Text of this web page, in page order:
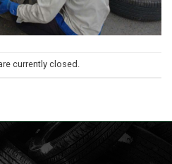
currently closed.